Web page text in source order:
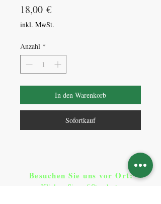
18,00 €Preis
inkl. MwSt.
Anzahl *
In den Warenkorb
Sofortkauf
Besuchen Sie uns vor Ort​:
Klicken Sie auf Standorte